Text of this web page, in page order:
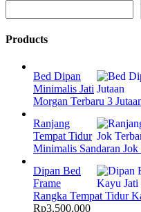
Products
Bed Dipan
Minimalis Jati
Morgan Terbaru 3
Ranjang
Tempat Tidur
Minimalis Sandaran Jok
Dipan Bed
Frame
Rangka Tempat Tidur
Rp3.500.000